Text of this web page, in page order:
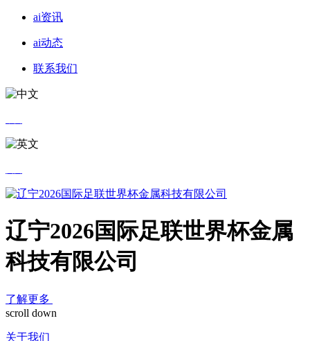
ai资讯
ai动态
联系我们
辽宁2026国际足联世界杯金属
科技有限公司
了解更多
scroll down
关于我们